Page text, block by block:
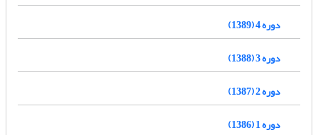
دوره 4 (1389)
دوره 3 (1388)
دوره 2 (1387)
دوره 1 (1386)